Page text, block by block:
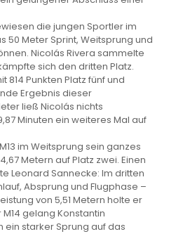
die jungen Sportler im
50 Meter Sprint, Weitsprung und
Nicolás Rivera sammelte
sich den dritten Platz.
814 Punkten Platz fünf und
Ergebnis dieser
ließ Nicolás nichts
Minuten ein weiteres Mal auf
im Weitsprung sein ganzes
Metern auf Platz zwei. Einen
Leonard Sannecke: Im dritten
Absprung und Flugphase –
von 5,51 Metern holte er
gelang Konstantin
ein starker Sprung auf das